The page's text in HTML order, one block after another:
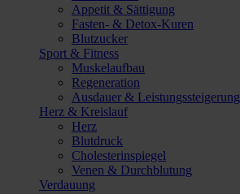
Appetit & Sättigung
Fasten- & Detox-Kuren
Blutzucker
Sport & Fitness
Muskelaufbau
Regeneration
Ausdauer & Leistungssteigerung
Herz & Kreislauf
Herz
Blutdruck
Cholesterinspiegel
Venen & Durchblutung
Verdauung